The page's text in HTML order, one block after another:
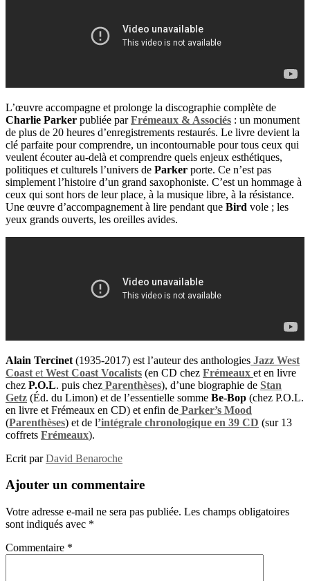
L’œuvre accompagne et prolonge la discographie complète de
Charlie Parker publiée parFrémeaux & Associés : un monument
de plus de 20 heures d’enregistrements restaurés. Le livre devient la
clé parfaite pour comprendre, un incontournable pour tous ceux qui
veulent écouter au-delà et comprendre quels enjeux esthétiques,
politiques et culturels l’univers de Parker porte. Ce n’est pas
simplement l’histoire d’un grand saxophoniste. C’est un hommage à
ceux qui sont hors de leur place, à la musique libre, à la résistance.
Une œuvre d’accompagnement à lire pendant que Bird vole ; les
yeux grands ouverts, les oreilles avides.
Alain Tercinet (1935-2017) est l’auteur des anthologies Jazz West
Coast et West Coast Vocalists (en CD chez Frémeaux et en livre
chez P.O.L. puis chez Parenthèses), d’une biographie de Stan
Getz (Éd. du Limon) et de l’essentielle somme Be-Bop (chez P.O.L.
en livre et Frémeaux en CD) et enfin de Parker’s Mood
(Parenthèses) et de l’intégrale chronologique en 39 CD (sur 13
coffrets Frémeaux).
Ecrit parDavid Benaroche
Ajouter un commentaire
Votre adresse e-mail ne sera pas publiée. Les champs obligatoires
sont indiqués avec *
Commentaire *